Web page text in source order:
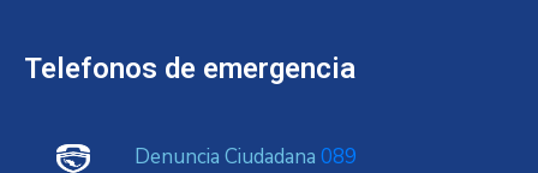
Telefonos de emergencia
Denuncia Ciudadana 089